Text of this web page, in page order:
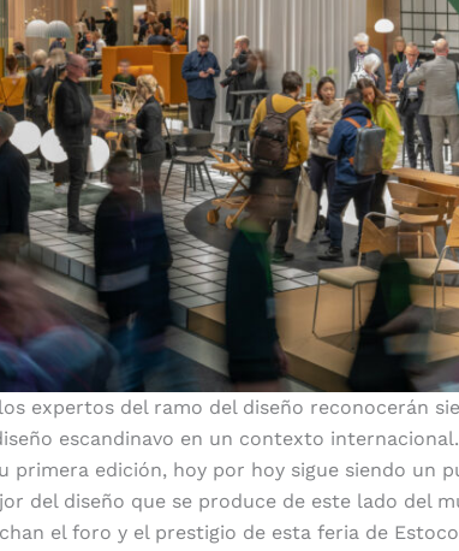
expertos del ramo del diseño reconocerán
escandinavo en un contexto
primera edición, hoy por hoy sigue siendo un
del diseño que se produce de este lado del
el foro y el prestigio de esta feria de